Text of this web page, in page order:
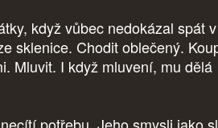
když vůbec nedokázal spát v
sklenice. Chodit oblečený.
Mluvit. I když mluvení, mu dělá
potřebu. Jeho smysli jako